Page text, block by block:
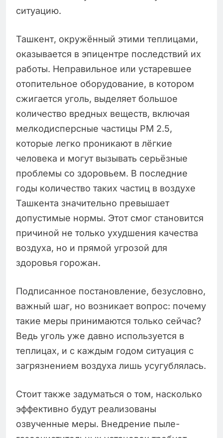
ситуацию.
Ташкент, окружённый этими теплицами,
оказывается в эпицентре последствий их
работы. Неправильное или устаревшее
отопительное оборудование, в котором
сжигается уголь, выделяет большое
количество вредных веществ, включая
мелкодисперсные частицы PM 2.5,
которые легко проникают в лёгкие
человека и могут вызывать серьёзные
проблемы со здоровьем. В последние
годы количество таких частиц в воздухе
Ташкента значительно превышает
допустимые нормы. Этот смог становится
причиной не только ухудшения качества
воздуха, но и прямой угрозой для
здоровья горожан.
Подписанное постановление, безусловно,
важный шаг, но возникает вопрос: почему
такие меры принимаются только сейчас?
Ведь уголь уже давно используется в
теплицах, и с каждым годом ситуация с
загрязнением воздуха лишь усугублялась.
Стоит также задуматься о том, насколько
эффективно будут реализованы
озвученные меры. Внедрение пыле-